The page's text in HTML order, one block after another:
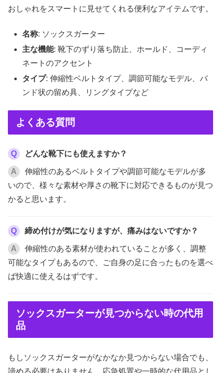
おしゃれをスマートに見せてくれる便利なアイテムです。
名称: ソックスガーター
主な機能: 靴下のずり落ち防止、ホールド、コーディ
ネートのアクセント
タイプ: 伸縮性ベルトタイプ、調節可能なモデル、バ
ンド状の留め具、リングタイプなど
よくある質問
Q どんな靴下にも使えますか？
A
伸縮性のあるベルトタイプや調節可能なモデルが多
いので、様々な素材や厚さの靴下に対応できるものが見つ
かると思います。
Q 締め付けが気になりますが、痛みはないですか？
A
伸縮性のある素材が使われていることが多く、調整
可能なタイプもあるので、ご自身の足に合ったものを選べ
ば快適に使えるはずです。
ソックスガーターが見つからない時の代用
品
もしソックスガーターがなかなか見つからない場合でも、
諦める必要はありません。応急処置や一時的な代用品とし